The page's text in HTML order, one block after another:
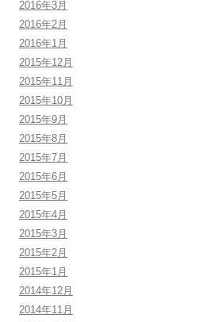
2016年3月
2016年2月
2016年1月
2015年12月
2015年11月
2015年10月
2015年9月
2015年8月
2015年7月
2015年6月
2015年5月
2015年4月
2015年3月
2015年2月
2015年1月
2014年12月
2014年11月